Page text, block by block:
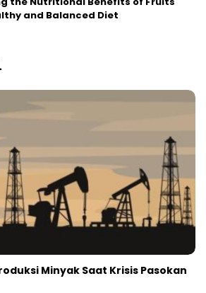
and Balanced Diet
Minyak Saat Krisis Pasokan